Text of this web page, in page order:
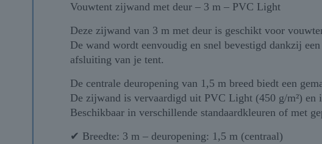
Vouwtent zijwand met deur – 3 m – PVC Light
Deze zijwand van 3 m met deur is geschikt voor
De wand wordt eenvoudig en snel bevestigd dankzij
afsluiting van je tent.
De centrale deuropening van 1,5 m breed biedt een
De zijwand is vervaardigd uit PVC Light (450 g/m²) en
Beschikbaar in verschillende standaardkleuren of met
✔ Breedte: 3 m – deuropening: 1,5 m (centraal)